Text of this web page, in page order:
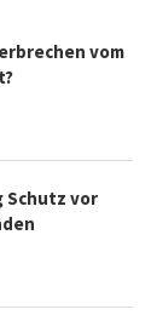
vom
Schutz vor